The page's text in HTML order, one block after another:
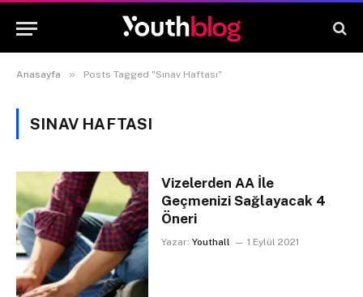
Anasayfa » Posts Tagged "Sınav Haftası"
SINAV HAFTASI
Vizelerden AA İle
Geçmenizi Sağlayacak 4
Öneri
Yazar: Youthall 1 Eylül 2021